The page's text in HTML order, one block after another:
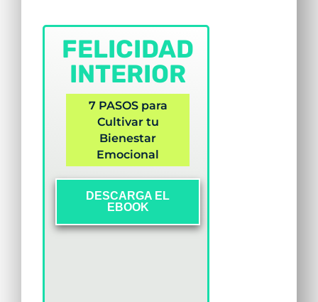
FELICIDAD
INTERIOR
7 PASOS para
Cultivar tu
Bienestar
Emocional
DESCARGA EL
EBOOK